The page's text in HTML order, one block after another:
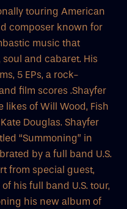
touring American
composer known for
music that
and cabaret. His
5 EPs, a rock-
film scores .Shayfer
of Will Wood, Fish
Douglas. Shayfer
“Summoning” in
by a full band U.S.
from special guest,
his full band U.S. tour,
his new album of